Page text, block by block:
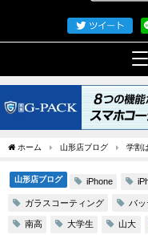
ホーム 山形店ブログ 学割
山形店ブログ iPhone
ガラスコーティング バッ
南高 大学生 山大